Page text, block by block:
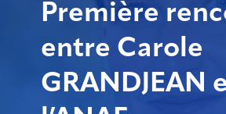
Première
entre Carole
GRANDJEAN